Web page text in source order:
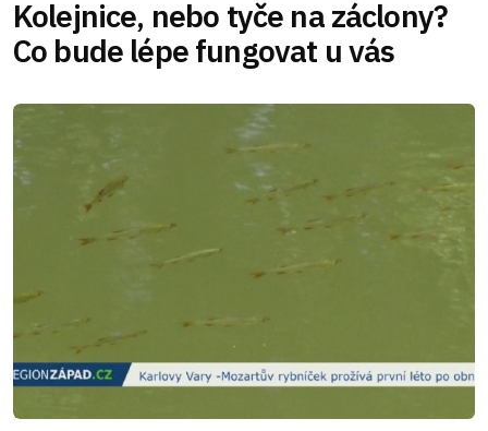
Kolejnice, nebo tyče na záclony?
Co bude lépe fungovat u vás